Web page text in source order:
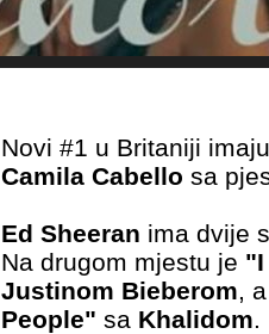
Novi #1 u Britaniji
Camila Cabello sa
Ed Sheeran ima dvije
Na drugom mjestu je "I
Justinom Bieberom,
People" sa Khalidom.